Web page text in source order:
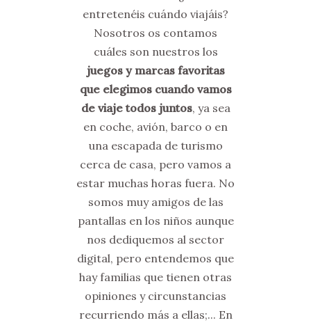
entretenéis cuándo viajáis?
Nosotros os contamos
cuáles son nuestros los
juegos y marcas favoritas
que elegimos cuando vamos
de viaje todos juntos, ya sea
en coche, avión, barco o en
una escapada de turismo
cerca de casa, pero vamos a
estar muchas horas fuera. No
somos muy amigos de las
pantallas en los niños aunque
nos dediquemos al sector
digital, pero entendemos que
hay familias que tienen otras
opiniones y circunstancias
recurriendo más a ellas;... En